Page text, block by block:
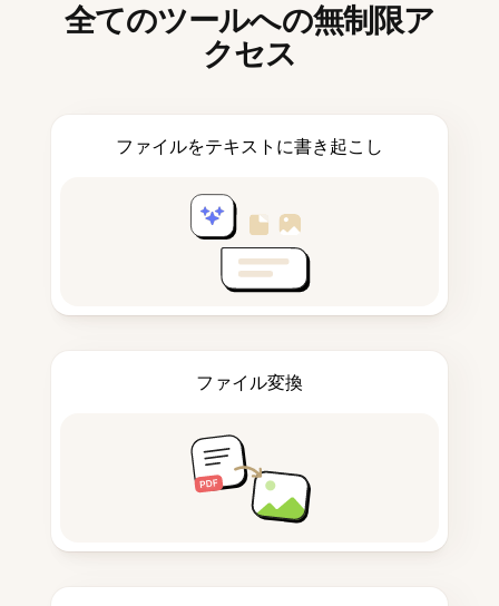
全てのツールへの無制限ア
クセス
ファイルをテキストに書き起こし
ファイル変換